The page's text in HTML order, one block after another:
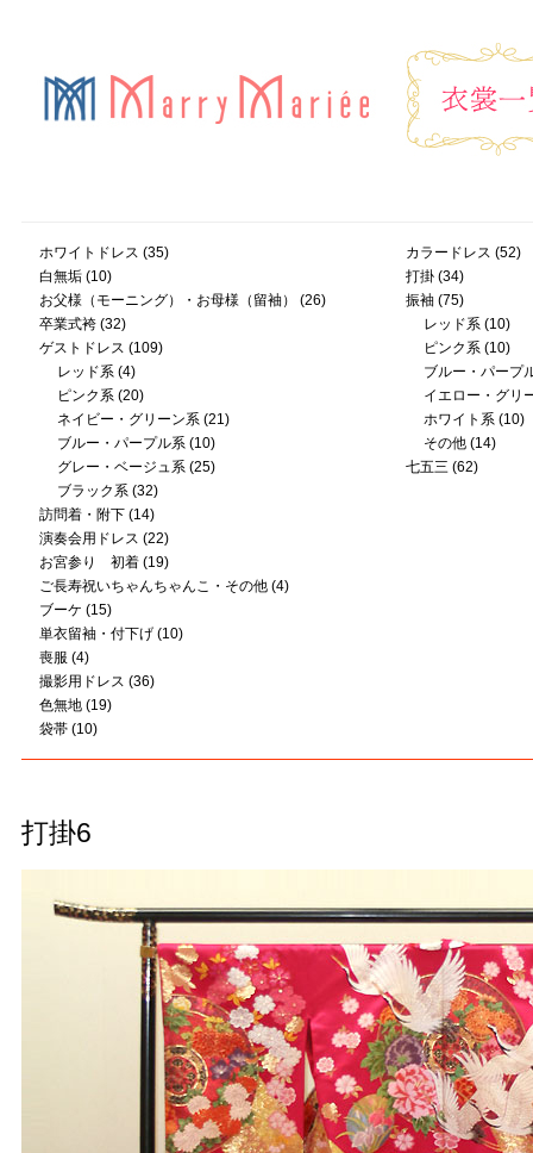
ホワイトドレス (35)
白無垢(10)
お父様（モーニング）・お母様（留袖）
(26)
卒業式袴(32)
ゲストドレス (109)
レッド系(4)
ピンク系(20)
ネイビー・グリーン系(21)
ブルー・パープル系(10)
グレー・ベージュ系(25)
ブラック系(32)
訪問着・附下(14)
演奏会用ドレス (22)
お宮参り 初着(19)
ご長寿祝いちゃんちゃんこ・その他(4)
ブーケ (15)
単衣留袖・付下げ(10)
喪服 (4)
撮影用ドレス (36)
色無地(19)
袋帯(10)
カラードレス (52)
打掛(34)
振袖(75)
レッド系(10)
ピンク系(10)
ブルー・パープ
イエロー・グリ
ホワイト系(10)
その他(14)
七五三 (62)
打掛6